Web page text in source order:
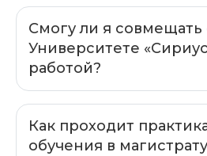
Смогу ли я совмещать
Университете
работой?
Как проходит
обучения в